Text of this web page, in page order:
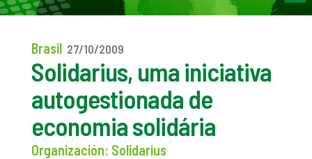
Brasil 27/10/2009
Solidarius, uma iniciativa
autogestionada de
economia solidária
Organización: Solidarius